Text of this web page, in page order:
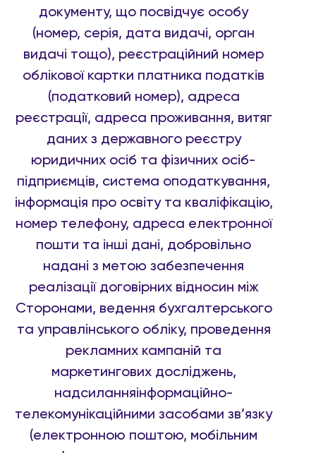
документу, що посвідчує особу
(номер, серія, дата видачі, орган
видачі тощо), реєстраційний номер
облікової картки платника податків
(податковий номер), адреса
реєстрації, адреса проживання, витяг
даних з державного реєстру
юридичних осіб та фізичних осіб-
підприємців, система оподаткування,
інформація про освіту та кваліфікацію,
номер телефону, адреса електронної
пошти та інші дані, добровільно
надані з метою забезпечення
реалізації договірних відносин між
Сторонами, ведення бухгалтерського
та управлінського обліку, проведення
рекламних кампаній та
маркетингових досліджень,
надсиланняінформаційно-
телекомунікаційними засобами зв’язку
(електронною поштою, мобільним